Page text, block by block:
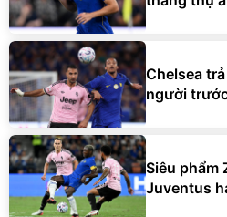
Chelsea
người
Siêu phẩm
Juventus